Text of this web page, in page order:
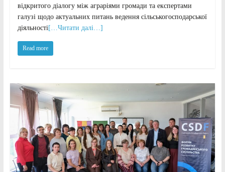
відкритого діалогу між аграріями громади та експертами
галузі щодо актуальних питань ведення сільськогосподарської
діяльності[…Читати далі…]
Read more